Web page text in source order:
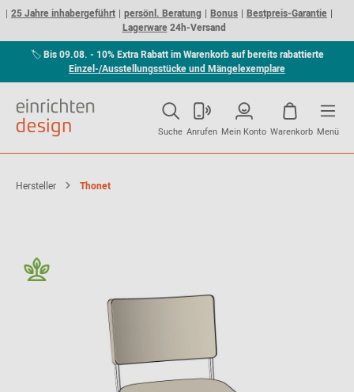
25 Jahre inhabergeführt persönl. Beratung Bonus
Bestpreis-Garantie
Lagerware24h-Versand
🏷Bis 09.08. - 10% Extra Rabatt im Warenkorb auf bereits rabattierte
Einzel-/Ausstellungsstücke und Mängelexemplare
Suche Anrufen Mein Konto Warenkorb Menü
Hersteller Thonet